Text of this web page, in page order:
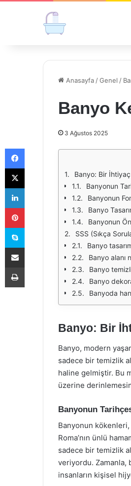
Anasayfa /Genel /
Banyo
3 Ağustos 2025
Banyo: Bir
Banyonun
Banyonun
Banyo
Banyonun
SSS (Sıkça
Banyo
Banyo alanı
Banyo
Banyo
Banyoda
Banyo: Bir
Banyo, modern
sadece bir temizlik
haline gelmiştir. Bu
üzerine
Banyonun
Banyonun kökenleri,
Roma’nın ünlü
sadece bir temizlik
veriyordu. Zamanla,
insanların kişisel
Facebook
X
LinkedIn
Pinterest
Skype
E-Posta ile paylaş